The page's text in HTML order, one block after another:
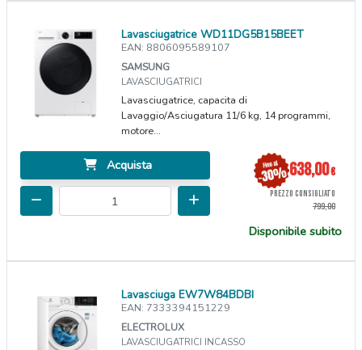
Lavasciugatrice WD11DG5B15BEET
EAN: 8806095589107
SAMSUNG
LAVASCIUGATRICI
Lavasciugatrice, capacita di
Lavaggio/Asciugatura 11/6 kg, 14 programmi,
motore...
Acquista 638,00€
PREZZO CONSIGLIATO
799,00
Disponibile subito
Lavasciuga EW7W84BDBI
EAN: 7333394151229
ELECTROLUX
LAVASCIUGATRICI INCASSO